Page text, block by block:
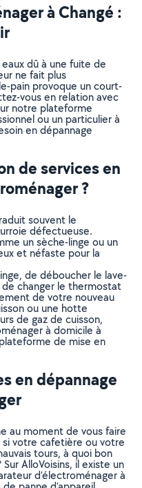
à Changé :
dû à une fuite de
ne fait plus
pain provoque un court-
vous en relation avec
notre plateforme
ou un particulier à
en dépannage
de services en
?
souvent le
défectueuse.
un sèche-linge ou un
et néfaste pour la
de déboucher le lave-
changer le thermostat
de votre nouveau
ou une hotte
de gaz de cuisson,
à domicile à
de mise en
en dépannage
au moment de vous faire
votre cafetière ou votre
tours, à quoi bon
AlloVoisins, il existe un
d’électroménager à